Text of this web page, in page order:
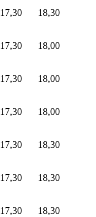
17,30 18,30
17,30 18,00
17,30 18,00
17,30 18,00
17,30 18,30
17,30 18,30
17,30 18,30